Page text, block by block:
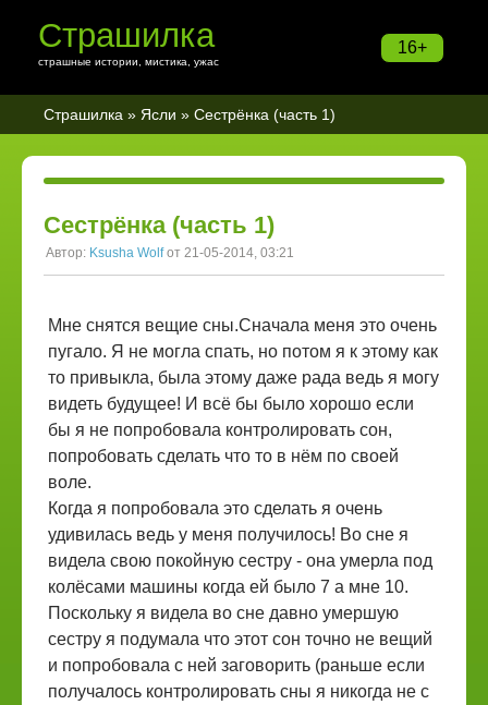
16+
Страшилка
страшные истории, мистика, ужас
Страшилка » Ясли » Сестрёнка (часть 1)
Сестрёнка (часть 1)
Автор: Ksusha Wolfот 21-05-2014, 03:21
Мне снятся вещие сны.Сначала меня это очень
пугало. Я не могла спать, но потом я к этому как
то привыкла, была этому даже рада ведь я могу
видеть будущее! И всё бы было хорошо если
бы я не попробовала контролировать сон,
попробовать сделать что то в нём по своей
воле.
Когда я попробовала это сделать я очень
удивилась ведь у меня получилось! Во сне я
видела свою покойную сестру - она умерла под
колёсами машины когда ей было 7 а мне 10.
Поскольку я видела во сне давно умершую
сестру я подумала что этот сон точно не вещий
и попробовала с ней заговорить (раньше если
получалось контролировать сны я никогда не с